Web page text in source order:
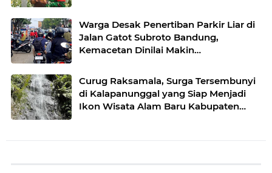
Warga Desak Penertiban Parkir Liar di
Jalan Gatot Subroto Bandung,
Kemacetan Dinilai Makin
Curug Raksamala, Surga Tersembunyi
di Kalapanunggal yang Siap Menjadi
Ikon Wisata Alam Baru Kabupaten